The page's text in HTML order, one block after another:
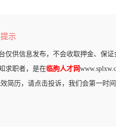
示
仅供信息发布，不会收取押金、保证
求职者，是在 临朐人才网
简历，请点击投诉，我们会第一时